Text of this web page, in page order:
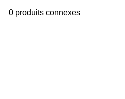
0 produits connexes